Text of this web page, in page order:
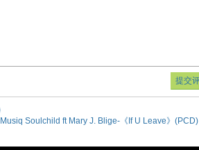
Musiq Soulchild ft Mary J. Blige-《If U Leave》(PCD)